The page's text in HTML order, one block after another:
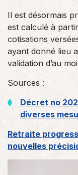
Il est désormais
est calculé à
cotisations
ayant donné lieu
validation d’au
Sources :
Décret no
diverses
Retraite
nouvelles